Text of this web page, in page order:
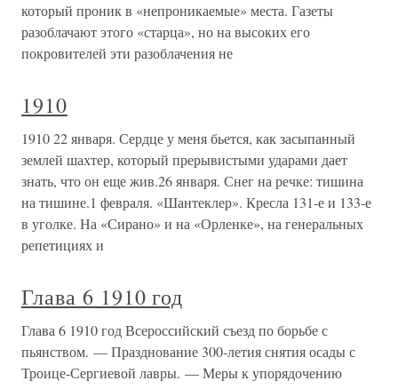
который проник в «непроникаемые» места. Газеты
разоблачают этого «старца», но на высоких его
покровителей эти разоблачения не
1910
1910 22 января. Сердце у меня бьется, как засыпанный
землей шахтер, который прерывистыми ударами дает
знать, что он еще жив.26 января. Снег на речке: тишина
на тишине.1 февраля. «Шантеклер». Кресла 131-е и 133-е
в уголке. На «Сирано» и на «Орленке», на генеральных
репетициях и
Глава 6 1910 год
Глава 6 1910 год Всероссийский съезд по борьбе с
пьянством. — Празднование 300-летия снятия осады с
Троице-Сергиевой лавры. — Меры к упорядочению